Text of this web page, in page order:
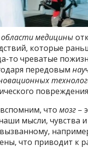
области медицины
которые
то чреватые
передовым
что мозг –
мысли, чувства и
что приводит к